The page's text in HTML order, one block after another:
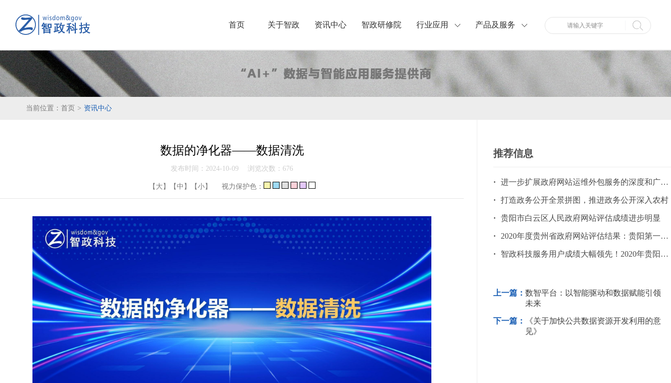
首页 关于智政 资讯中心 智政研修院 行业应用 产品及服务
当前位置： 首页 > 资讯中心
数据的净化器——数据清洗
发布时间：2024-10-09 浏览次数： 676
【大】 【中】 【小】 视力保护色：
推荐信息
· 进一步扩展政府网站运维外包服务的深度和广度是大势所趋
· 打造政务公开全景拼图，推进政务公开深入农村
· 贵阳市白云区人民政府网站评估成绩进步明显
· 2020年度贵州省政府网站评估结果：贵阳第一、安顺第二
· 智政科技服务用户成绩大幅领先！2020年贵阳市政府...
上一篇：数智平台：以智能驱动和数据赋能引领
未来
下一篇：
《关于加快公共数据资源开发利用的意
见》